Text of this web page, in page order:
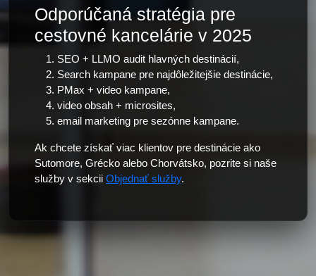
Odporúčaná stratégia pre
cestovné kancelárie v 2025
SEO + LLMO audit hlavných destinácií,
Search kampane pre najdôležitejšie destinácie,
PMax + video kampane,
video obsah + microsites,
email marketing pre sezónne kampane.
Ak chcete získať viac klientov pre destinácie ako
Sutomore, Grécko alebo Chorvátsko, pozrite si naše
služby v sekcii Objednať služby.